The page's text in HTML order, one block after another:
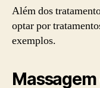
Além dos
optar por
exemplos.